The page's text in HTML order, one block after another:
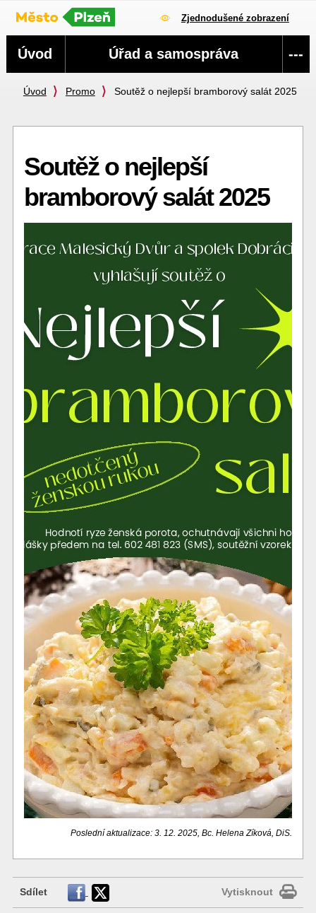
Zjednodušené zobrazení
Úvod Promo Soutěž o nejlepší bramborový salát 2025
Soutěž o nejlepší
bramborový salát 2025
Poslední aktualizace: 3. 12. 2025, Bc. Helena Zíková, DiS.
Sdílet Vytisknout
Navigace
Úvod Úřad a samospráva ---